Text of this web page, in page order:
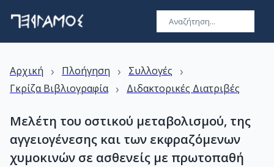
Αρχική › Πλοήγηση › Συλλογές ›
Γκρίζα Βιβλιογραφία › Διδακτορικές Διατριβές
Μελέτη του οστικού μεταβολισμού, της
αγγειογένεσης και των εκφραζόμενων
χυμοκινών σε ασθενείς με πρωτοπαθή